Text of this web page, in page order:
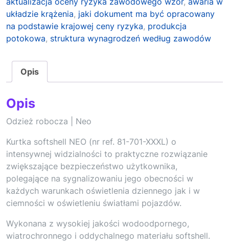
układzie krążenia, jaki dokument ma być opracowany
na podstawie krajowej ceny ryzyka, produkcja
potokowa, struktura wynagrodzeń według zawodów
Opis
Opis
Odzież robocza | Neo
Kurtka softshell NEO (nr ref. 81-701-XXXL) o
intensywnej widzialności to praktyczne rozwiązanie
zwiększające bezpieczeństwo użytkownika,
polegające na sygnalizowaniu jego obecności w
każdych warunkach oświetlenia dziennego jak i w
ciemności w oświetleniu światłami pojazdów.
Wykonana z wysokiej jakości wodoodpornego,
wiatrochronnego i oddychalnego materiału softshell.